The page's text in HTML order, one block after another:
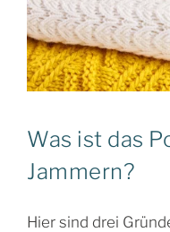
Was ist das
Jammern?
Hier sind drei